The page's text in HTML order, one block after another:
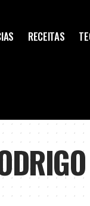
RECEITAS